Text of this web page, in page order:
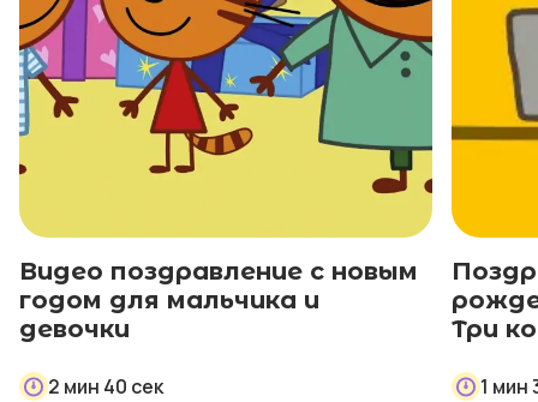
Видео поздравление с новым
годом для мальчика и
девочки
2 мин 40 сек
Три
1 мин